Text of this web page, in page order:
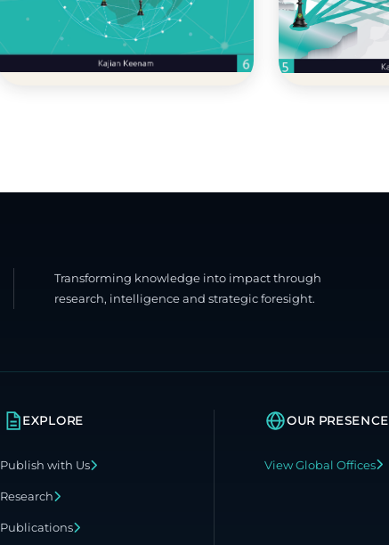
Transforming knowledge into impact through
research, intelligence and strategic foresight.
EXPLORE
Publish with Us
Research
Publications
OUR PRESENCE
View Global Offices